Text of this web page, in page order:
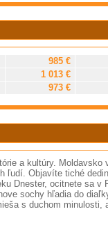
985 €
1 013 €
973 €
a kultúry.
ľudí. Objavíte tiché
Dnester, ocitnete sa
sochy hľadia do
s duchom minulosti,